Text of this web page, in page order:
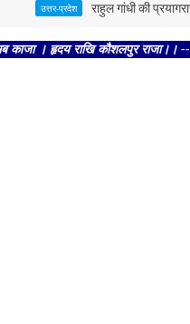
उत्तर-प्रदेश राहुल गांधी की प्रयागराज
। हृदय राखि कौशलपुर राजा।। -- मंगल